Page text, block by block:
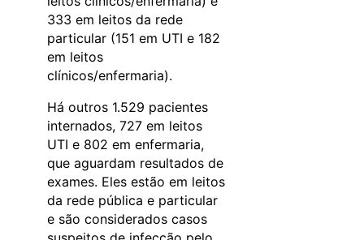
333 em leitos da rede
particular (151 em UTI e 182
em leitos
clínicos/enfermaria).
Há outros 1.529 pacientes
internados, 727 em leitos
UTI e 802 em enfermaria,
que aguardam resultados de
exames. Eles estão em leitos
da rede pública e particular
e são considerados casos